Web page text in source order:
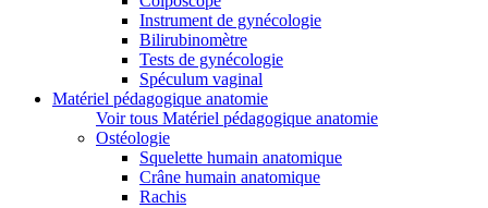
Instrument de gynécologie
Bilirubinomètre
Tests de gynécologie
Spéculum vaginal
Matériel pédagogique anatomie
Voir tous Matériel pédagogique anatomie
Ostéologie
Squelette humain anatomique
Crâne humain anatomique
Rachis